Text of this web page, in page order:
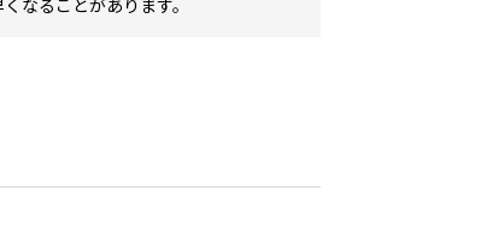
なることがあります。